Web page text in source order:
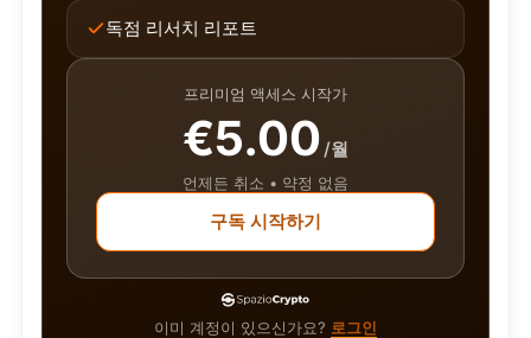
독점 리서치 리포트
프리미엄 액세스 시작가
€5.00/월
언제든 취소 • 약정 없음
구독 시작하기
이미 계정이 있으신가요? 로그인